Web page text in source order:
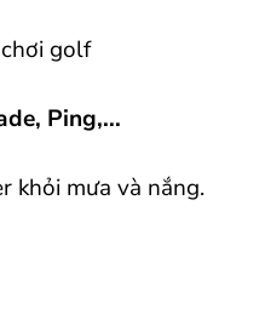
Ping,...
khỏi mưa và nắng.